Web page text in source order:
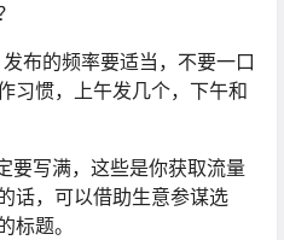
布的频率要适当，不要一口
习惯，上午发几个，下午和
要写满，这些是你获取流量
话，可以借助生意参谋选
标题。